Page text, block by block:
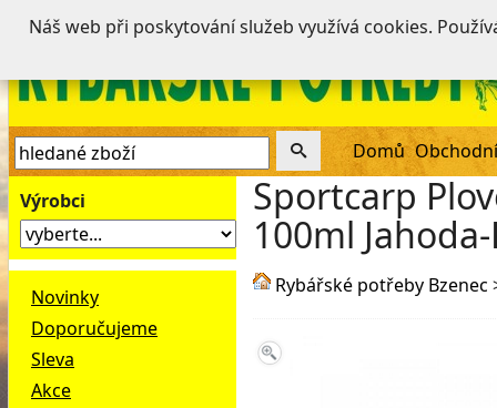
Domů
Výrobci
Novinky
Doporučujeme
Sleva
Akce
Sportcarp
100ml
Rybářské potřeby Bzenec
Náš web při poskytování služeb využívá cookies.